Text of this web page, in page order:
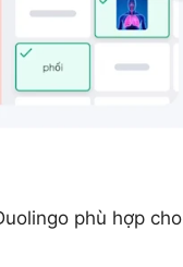
phù hợp cho